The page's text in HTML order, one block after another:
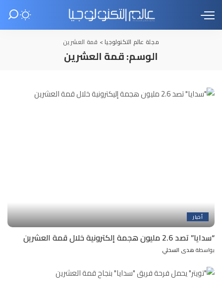
مجلة عالم التكنولوجيا> قمة العشرين
الوسم:قمة العشرين
أخبار
“سدايا” تصد 2.6 مليون هجمة إلكترونية خلال قمة العشرين
Posted
بواسطة هدى السحلي